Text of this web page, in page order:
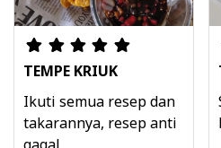
TEMPE KRIUK
Ikuti semua resep dan
takarannya, resep anti